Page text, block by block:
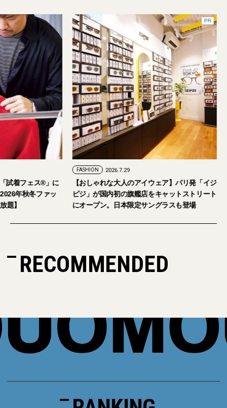
2026年9月5日・6日開催。「試着フェス®︎」に
読者の皆さまをご招待。【2026年秋冬ファッ
ション＆美容アイテム試し放題】
【おしゃれな大人
ピジ」が国内初の
にオープン。日本
RECOMMENDED